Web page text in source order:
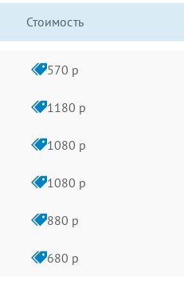
Стоимость
570 р
1180 р
1080 р
1080 р
880 р
680 р